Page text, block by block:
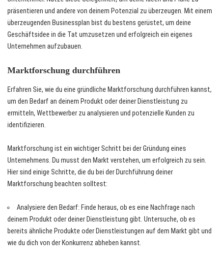
präsentieren und andere von deinem Potenzial zu überzeugen. Mit einem
überzeugenden Businessplan bist du bestens gerüstet, um deine
Geschäftsidee in die Tat umzusetzen und erfolgreich ein eigenes
Unternehmen aufzubauen.
Marktforschung durchführen
Erfahren Sie, wie du eine gründliche Marktforschung durchführen kannst,
um den Bedarf an deinem Produkt oder deiner Dienstleistung zu
ermitteln, Wettbewerber zu analysieren und potenzielle Kunden zu
identifizieren.
Marktforschung ist ein wichtiger Schritt bei der Gründung eines
Unternehmens. Du musst den Markt verstehen, um erfolgreich zu sein.
Hier sind einige Schritte, die du bei der Durchführung deiner
Marktforschung beachten solltest:
Analysiere den Bedarf: Finde heraus, ob es eine Nachfrage nach
deinem Produkt oder deiner Dienstleistung gibt. Untersuche, ob es
bereits ähnliche Produkte oder Dienstleistungen auf dem Markt gibt und
wie du dich von der Konkurrenz abheben kannst.